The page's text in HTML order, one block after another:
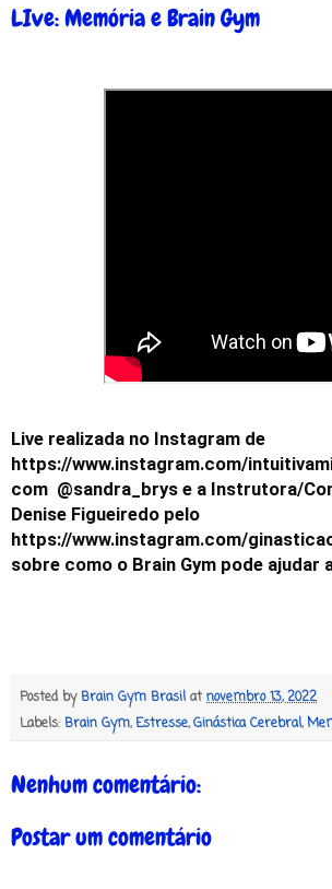
LIve: Memória e Brain Gym
https://www.instagram.com/
com  @sandra_brys e a Instrutora/
https://www.instagram.com/
Posted by Brain Gym Brasil atnovembro 13, 2022
Labels: Brain Gym,Estresse,Ginástica Cerebral,
Nenhum comentário:
Postar um comentário